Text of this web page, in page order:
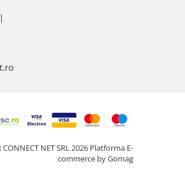
NET SRL 2026 Platforma E-
commerce by Gomag